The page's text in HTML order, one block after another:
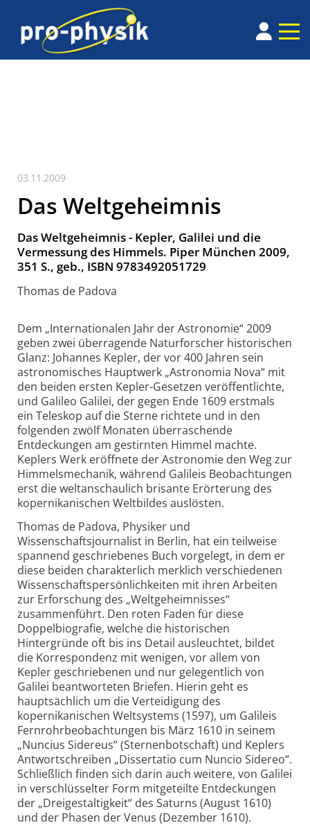
03.11.2009
Das Weltgeheimnis
Das Weltgeheimnis - Kepler, Galilei und die
Vermessung des Himmels. Piper München 2009,
351 S., geb., ISBN 9783492051729
Thomas de Padova
Dem „Internationalen Jahr der Astronomie“ 2009
geben zwei überragende Naturforscher historischen
Glanz: Johannes Kepler, der vor 400 Jahren sein
astronomisches Hauptwerk „Astronomia Nova“ mit
den beiden ersten Kepler-Gesetzen veröffentlichte,
und Galileo Galilei, der gegen Ende 1609 erstmals
ein Teleskop auf die Sterne richtete und in den
folgenden zwölf Monaten überraschende
Entdeckungen am gestirnten Himmel machte.
Keplers Werk eröffnete der Astronomie den Weg zur
Himmelsmechanik, während Galileis Beobachtungen
erst die weltanschaulich brisante Erörterung des
kopernikanischen Weltbildes auslösten.
Thomas de Padova, Physiker und
Wissenschaftsjournalist in Berlin, hat ein teilweise
spannend geschriebenes Buch vorgelegt, in dem er
diese beiden charakterlich merklich verschiedenen
Wissenschaftspersönlichkeiten mit ihren Arbeiten
zur Erforschung des „Weltgeheimnisses“
zusammenführt. Den roten Faden für diese
Doppelbiografie, welche die historischen
Hintergründe oft bis ins Detail ausleuchtet, bildet
die Korrespondenz mit wenigen, vor allem von
Kepler geschriebenen und nur gelegentlich von
Galilei beantworteten Briefen. Hierin geht es
hauptsächlich um die Verteidigung des
kopernikanischen Weltsystems (1597), um Galileis
Fernrohrbeobachtungen bis März 1610 in seinem
„Nuncius Sidereus“ (Sternenbotschaft) und Keplers
Antwortschreiben „Dissertatio cum Nuncio Sidereo“.
Schließlich finden sich darin auch weitere, von Galilei
in verschlüsselter Form mitgeteilte Entdeckungen
der „Dreigestaltigkeit“ des Saturns (August 1610)
und der Phasen der Venus (Dezember 1610).